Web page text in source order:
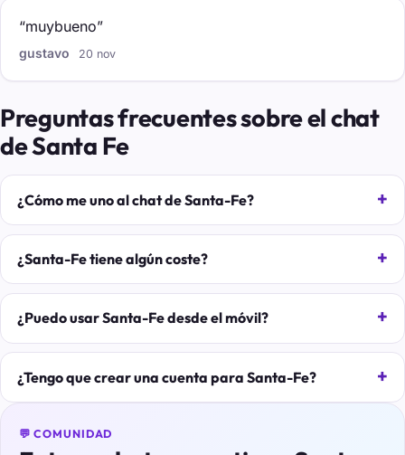
“muybueno”
gustavo 20 nov
Preguntas frecuentes sobre el chat
de Santa Fe
¿Cómo me uno al chat de Santa-Fe?
¿Santa-Fe tiene algún coste?
¿Puedo usar Santa-Fe desde el móvil?
¿Tengo que crear una cuenta para Santa-Fe?
💬 COMUNIDAD